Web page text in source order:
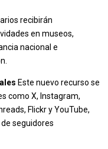
recibirán
en museos,
nacional e
Este nuevo recurso se
como X, Instagram,
Flickr y YouTube,
seguidores